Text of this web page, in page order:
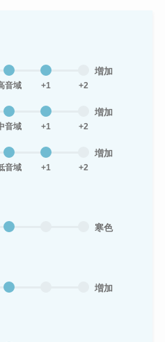
音域 +1 +2
増加
音域 +1 +2
増加
音域 +1 +2
増加
寒色
増加